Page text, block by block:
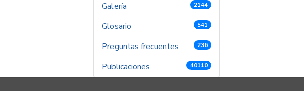
Galería 2144
Glosario 541
Preguntas frecuentes 236
Publicaciones 40110